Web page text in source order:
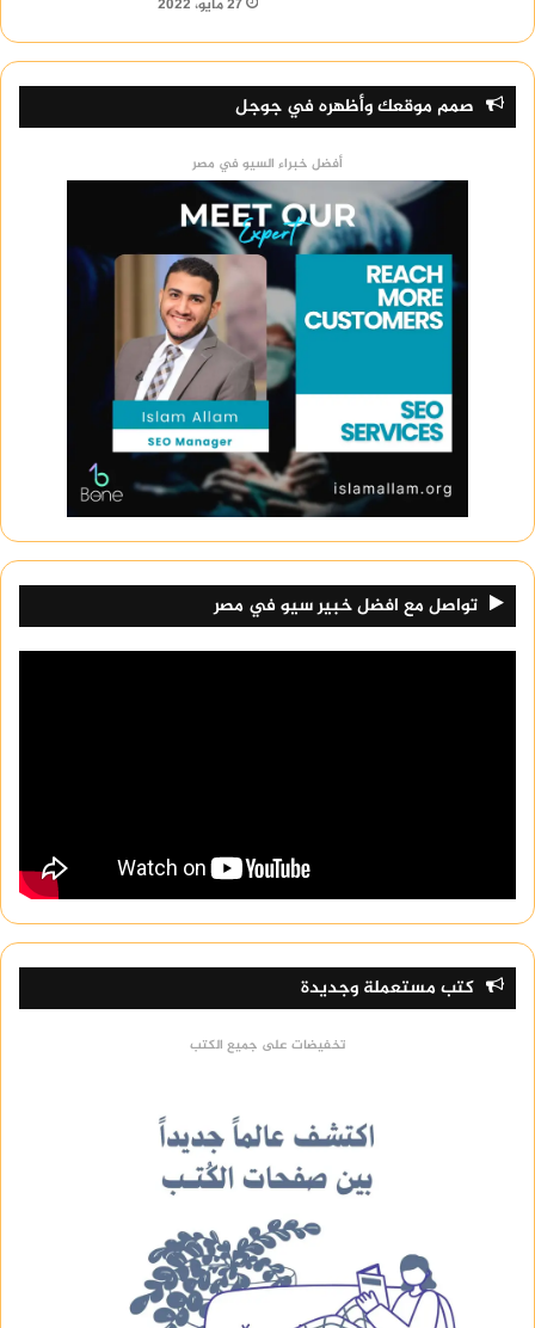
صمم موقعك وأظهره في جوجل
أفضل خبراء السيو في مصر
تواصل مع افضل خبير سيو في مصر
كتب مستعملة وجديدة
تخفيضات على جميع الكتب